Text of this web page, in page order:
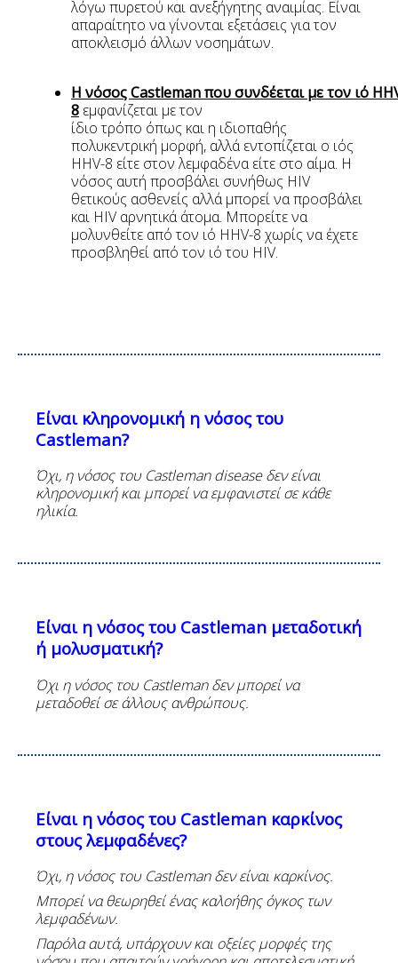
λόγω πυρετού και ανεξήγητης αναιμίας. Είναι
απαραίτητο να γίνονται εξετάσεις για τον
αποκλεισμό άλλων νοσημάτων.
Η νόσος Castleman που συνδέεται με τον ιό
8 εμφανίζεται με τον
ίδιο τρόπο όπως και η ιδιοπαθής
πολυκεντρική μορφή, αλλά εντοπίζεται ο ιός
HHV-8 είτε στον λεμφαδένα είτε στο αίμα. Η
νόσος αυτή προσβάλει συνήθως HIV
θετικούς ασθενείς αλλά μπορεί να προσβάλει
και HIV αρνητικά άτομα. Μπορείτε να
μολυνθείτε από τον ιό HHV-8 χωρίς να έχετε
προσβληθεί από τον ιό του HIV.
Είναι κληρονομική η νόσος του
Castleman?
Όχι, η νόσος τουCastleman diseaseδεν είναι
κληρονομική και μπορεί να εμφανιστεί σε κάθε
ηλικία.
Είναι η νόσος του Castleman μεταδοτική
ή μολυσματική?
Όχι η νόσος του Castlemanδεν μπορεί να
μεταδοθεί σε άλλους ανθρώπους.
Είναι η νόσος του Castleman καρκίνος
στους λεμφαδένες?
Όχι, η νόσος του Castleman δεν είναι καρκίνος.
Μπορεί να θεωρηθεί ένας καλοήθης όγκος των
λεμφαδένων.
Παρόλα αυτά, υπάρχουν και οξείες μορφές της